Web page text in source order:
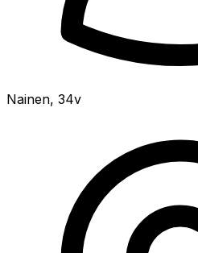
Nainen, 34v